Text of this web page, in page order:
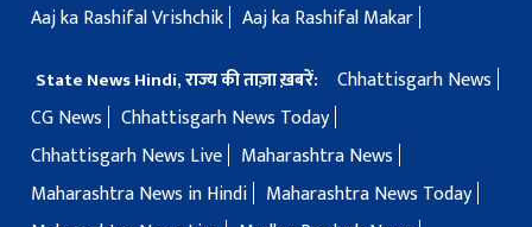
Aaj ka Rashifal Vrishchik Aaj ka Rashifal Makar
State News Hindi, राज्य की ताज़ा ख़बरें:
Chhattisgarh News
CG News
Chhattisgarh News Today
Chhattisgarh News Live
Maharashtra News
Maharashtra News in Hindi
Maharashtra News Today